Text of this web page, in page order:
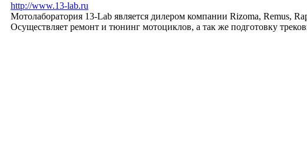
http://www.13-lab.ru
Мотолаборатория 13-Lab является дилером компании Rizoma, Remus,
Осуществляет ремонт и тюнинг мотоциклов, а так же подготовку